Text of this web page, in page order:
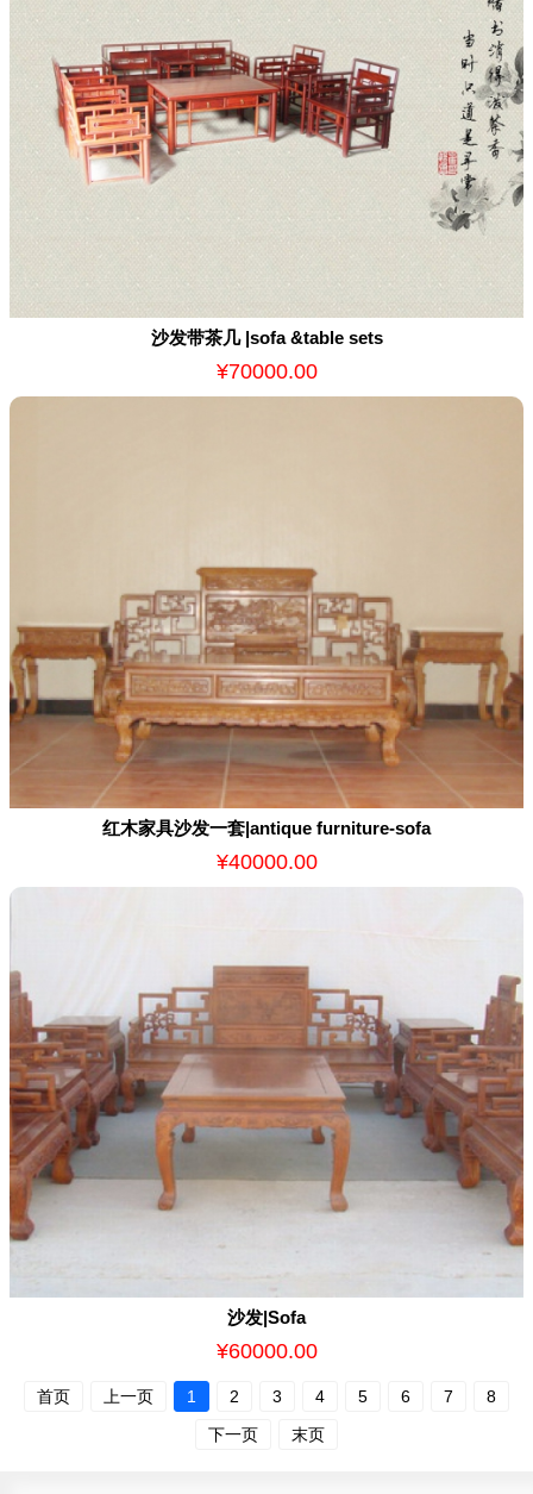
沙发带茶几 |sofa &table sets
¥70000.00
红木家具沙发一套|antique furniture-sofa
¥40000.00
沙发|Sofa
¥60000.00
首页 上一页 1 2 3 4 5 6 7
8
下一页
末页